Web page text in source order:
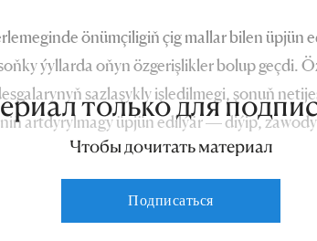
önümçiligiň çig mallar bilen üpjün
ýyllarda oňyn özgerişlikler bolup geçdi.
sazlaşykly işledilmegi, şonuň
artdyrylmagy üpjün edilýär — diýip,
berýär.
только для
Чтобы дочитать материал
Подписаться